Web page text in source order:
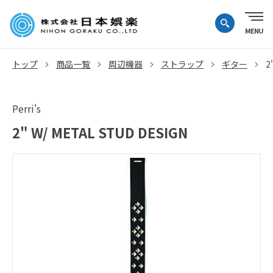
トップ 商品一覧 周辺機器 ストラップ ギター
Perri's
2" W/ METAL STUD DESIGN